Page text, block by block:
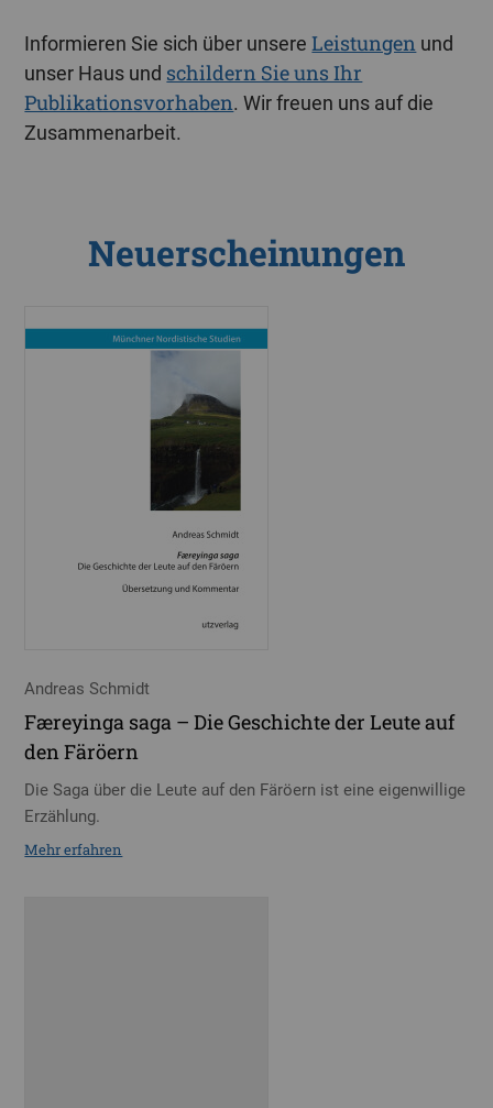
Informieren Sie sich über unsereLeistungen und
unser Haus und schildern Sie uns Ihr
Publikationsvorhaben. Wir freuen uns auf die
Zusammenarbeit.
Neuerscheinungen
Andreas Schmidt
Færeyinga saga – Die Geschichte der Leute auf
den Färöern
Die Saga über die Leute auf den Färöern ist eine eigenwillige
Erzählung.
Mehr erfahren